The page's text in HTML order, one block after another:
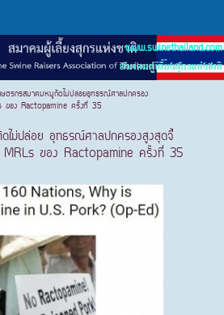
www.swinethailand.com
สมาคมผู้เลี้ยงสุกรแห่งชาติ
ษตรกรสมาคมหมูกัดไม่ปล่อยอุทธรณ์ศาลปกครอง
ของ Ractopamine ครั้งที่ 35
ไม่ปล่อย อุทธรณ์ศาลปกครองสูงสุดจี้
MRLs ของ Ractopamine ครั้งที่ 35